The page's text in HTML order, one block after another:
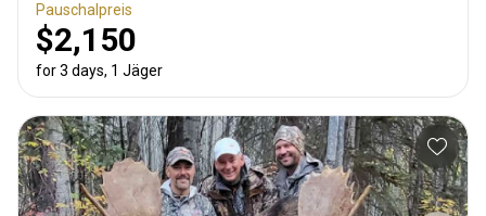
Pauschalpreis
$2,150
for 3 days, 1 Jäger